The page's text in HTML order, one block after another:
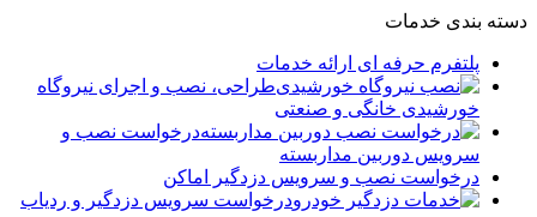
دسته بندی خدمات
پلتفرم حرفه ای ارائه خدمات
طراحی، نصب و اجرای نیروگاه
خورشیدی خانگی و صنعتی
درخواست نصب و
سرویس دوربین مداربسته
درخواست نصب و سرویس دزدگیر اماکن
درخواست سرویس دزدگیر و ردیاب